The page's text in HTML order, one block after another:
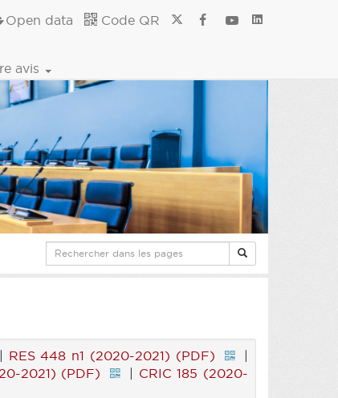
Open data Code QR
avis
| RES 448 n1 (2020-2021) (PDF)
|
2021) (PDF) | CRIC 185 (2020-